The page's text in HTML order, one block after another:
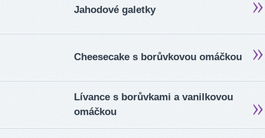
Jahodové galetky
Cheesecake s borůvkovou omáčkou
Lívance s borůvkami a vanilkovou
omáčkou